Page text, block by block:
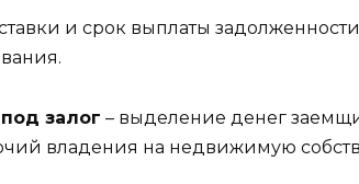
и срок выплаты
залог – выделение денег
владения на недвижимую